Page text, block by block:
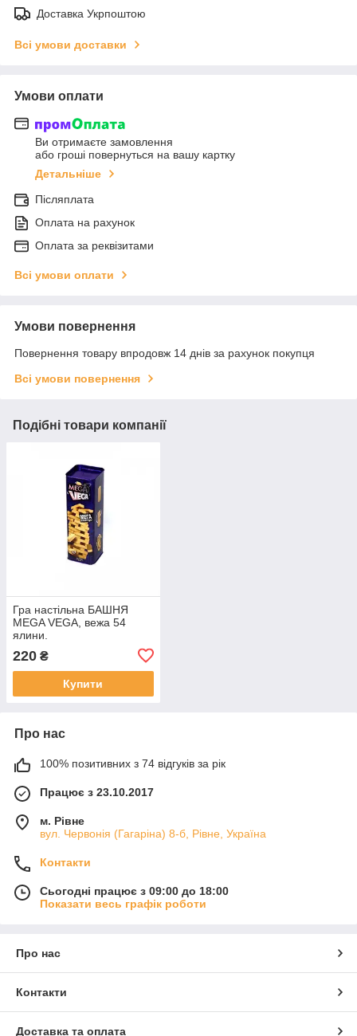
Доставка Укрпоштою
Всі умови доставки
Умови оплати
Ви отримаєте замовлення
або гроші повернуться на вашу картку
Детальніше
Післяплата
Оплата на рахунок
Оплата за реквізитами
Всі умови оплати
Умови повернення
Повернення товару впродовж 14 днів за рахунок покупця
Всі умови повернення
Подібні товари компанії
Гра настільна БАШНЯ
MEGA VEGA, вежа 54
ялини.
220 ₴
Купити
Про нас
100% позитивних з 74 відгуків за рік
Працює з 23.10.2017
м. Рівне
вул. Червонія (Гагаріна) 8-б, Рівне, Україна
Контакти
Сьогодні працює з 09:00 до 18:00
Показати весь графік роботи
Про нас
Контакти
Доставка та оплата